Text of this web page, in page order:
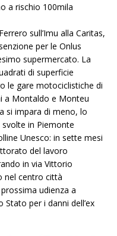
a rischio 100mila
sull’Imu alla Caritas,
per le Onlus
supermercato. La
di superficie
le gare motociclistiche di
a Montaldo e Monteu
si impara di meno, lo
in Piemonte
Unesco: in sette mesi
del lavoro
in via Vittorio
nel centro città
udienza a
Stato per i danni dell’ex